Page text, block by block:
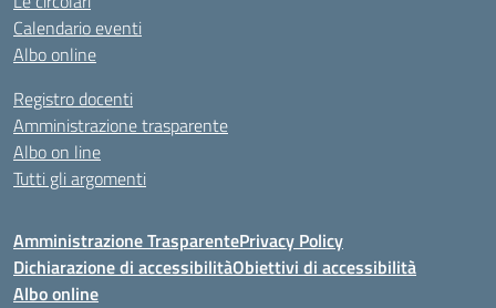
Calendario eventi
Albo online
Registro docenti
Amministrazione trasparente
Albo on line
Tutti gli argomenti
Amministrazione TrasparentePrivacy Policy
Dichiarazione di accessibilitàObiettivi di accessibilità
Albo online